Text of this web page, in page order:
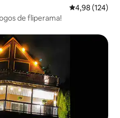
4,98 de uma
4,98 (124)
de fliperama!